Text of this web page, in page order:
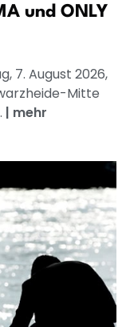
und ONLY
7. August 2026,
Mitte
| mehr